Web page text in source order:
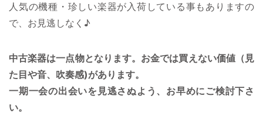
人気の機種・珍しい楽器が入荷している事もありますの
で、お見逃しなく♪
中古楽器は一点物となります。お金では買えない価値（見
た目や音、吹奏感)があります。
一期一会の出会いを見逃さぬよう、お早めにご検討下さ
い。